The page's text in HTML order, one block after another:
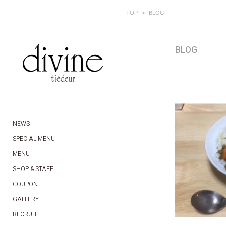
TOP BLOG
NEWS
SPECIAL MENU
MENU
SHOP & STAFF
COUPON
GALLERY
RECRUIT
BLOG